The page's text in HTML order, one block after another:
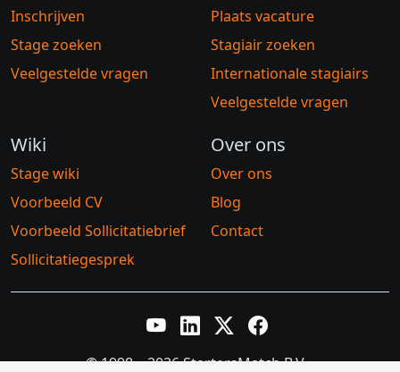
Inschrijven
Stage zoeken
Veelgestelde vragen
Plaats vacature
Stagiair zoeken
Internationale stagiairs
Veelgestelde vragen
Wiki
Stage wiki
Voorbeeld CV
Voorbeeld Sollicitatiebrief
Sollicitatiegesprek
Over ons
Over ons
Blog
Contact
YouTubeLinkedInTwitter XFacebook
© 1998 – 2026 StartersMatch B.V.